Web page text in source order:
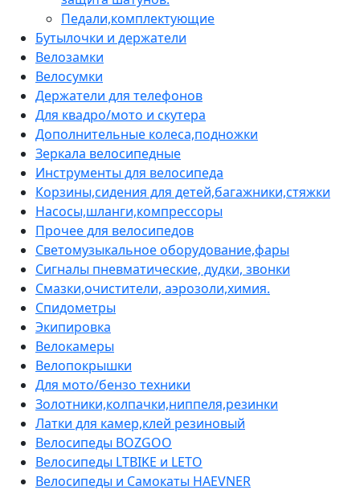
Педали,комплектующие
Бутылочки и держатели
Велозамки
Велосумки
Держатели для телефонов
Для квадро/мото и скутера
Дополнительные колеса,подножки
Зеркала велосипедные
Инструменты для велосипеда
Корзины,сидения для детей,багажники,стяжки
Насосы,шланги,компрессоры
Прочее для велосипедов
Светомузыкальное оборудование,фары
Сигналы пневматические, дудки, звонки
Смазки,очистители, аэрозоли,химия.
Спидометры
Экипировка
Велокамеры
Велопокрышки
Для мото/бензо техники
Золотники,колпачки,ниппеля,резинки
Латки для камер,клей резиновый
Велосипеды BOZGOO
Велосипеды LTBIKE и LETO
Велосипеды и Самокаты HAEVNER